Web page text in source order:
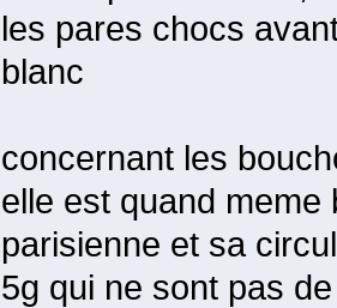
les pares chocs
blanc
concernant les
elle est quand
parisienne et sa
5g qui ne sont pas